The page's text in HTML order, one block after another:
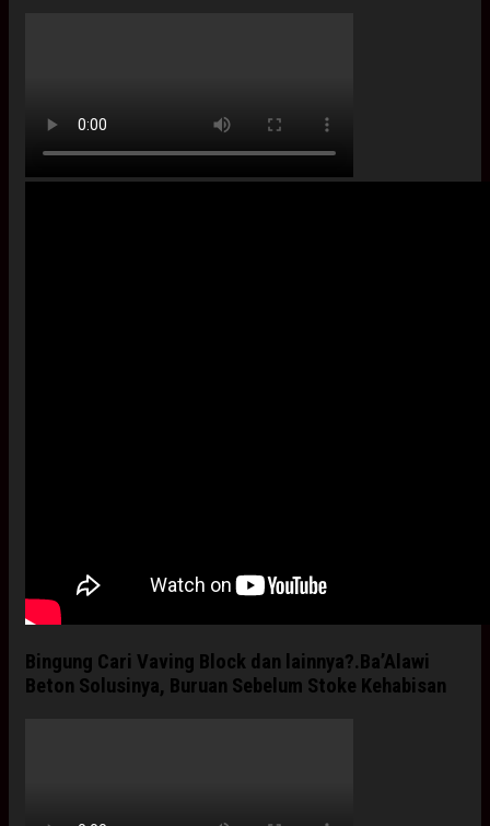
Bingung Cari Vaving Block dan lainnya?.Ba’Alawi
Beton Solusinya, Buruan Sebelum Stoke Kehabisan